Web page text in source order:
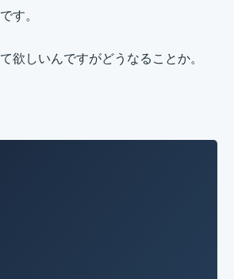
す。
欲しいんですがどうなることか。